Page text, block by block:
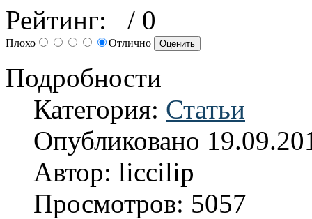
Рейтинг: / 0
Плохо Отлично
Подробности
Категория: Статьи
Опубликовано
Автор: liccilip
Просмотров: 5057